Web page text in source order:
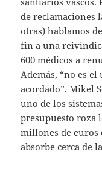
de reclamaciones
otras) hablamos
fin a una
600 médicos a
Además, “no es
acordado”. Mikel
uno de los
presupuesto roza
millones de euros
absorbe cerca de